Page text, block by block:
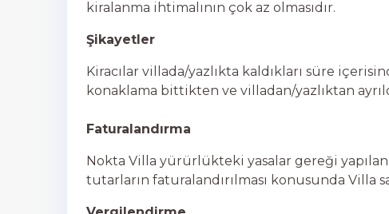
kiralanma ihtimalının çok az olmasıdır.
Şikayetler
Kiracılar villada/yazlıkta kaldıkları süre
konaklama bittikten ve villadan/yazlıktan
Faturalandırma
Nokta Villa yürürlükteki yasalar gereği
tutarların faturalandırılması konusunda Villa